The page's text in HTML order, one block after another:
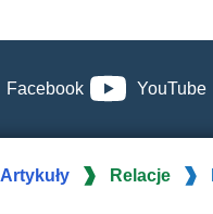
Facebook YouTube
Artykuły Relacje